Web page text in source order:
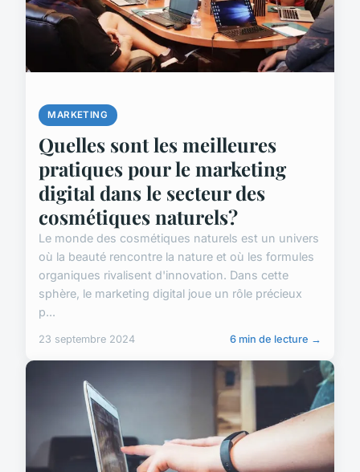
MARKETING
Quelles sont les meilleures
pratiques pour le marketing
digital dans le secteur des
cosmétiques naturels?
Le monde des cosmétiques naturels est un univers
où la beauté rencontre la nature et où les formules
organiques rivalisent d'innovation. Dans cette
sphère, le marketing digital joue un rôle précieux
p...
23 septembre 2024 6 min de lecture →